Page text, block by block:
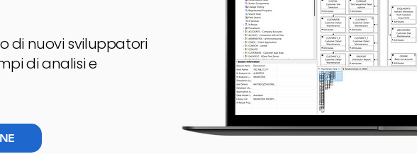
di nuovi sviluppatori
di analisi e